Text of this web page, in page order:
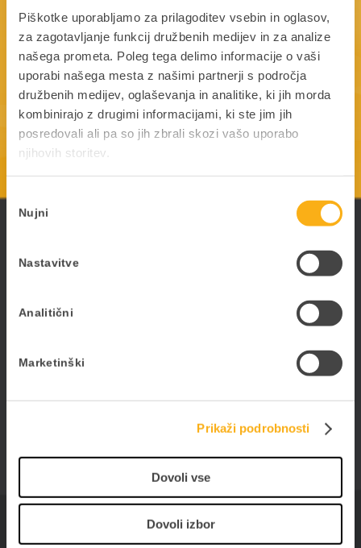
Piškotke uporabljamo za prilagoditev vsebin in oglasov,
za zagotavljanje funkcij družbenih medijev in za analize
našega prometa. Poleg tega delimo informacije o vaši
uporabi našega mesta z našimi partnerji s področja
družbenih medijev, oglaševanja in analitike, ki jih morda
kombinirajo z drugimi informacijami, ki ste jim jih
posredovali ali pa so jih zbrali skozi vašo uporabo
njihovih storitev.
Izbira
soglasja
Nujni
Nastavitve
Analitični
Marketinški
Prikaži podrobnosti
Dovoli vse
Dovoli izbor
Mojca Sedej
vodja finančne službe | Optisis d.o.o.
Poslujte hitreje, bolj prilagodljivo in enostavneje -
poslujte elektronsko. Digitalizirajte poslovanje s
Datalab SI d.o.o.
prodaja@datalab.si